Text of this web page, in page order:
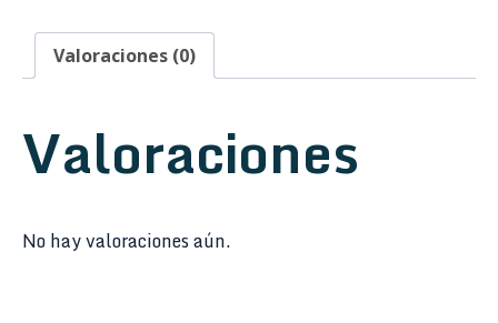
Valoraciones (0)
Valoraciones
No hay valoraciones aún.